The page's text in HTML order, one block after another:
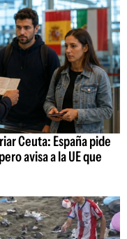
Ceuta: España pide
avisa a la UE que